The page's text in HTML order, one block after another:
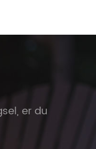
er du